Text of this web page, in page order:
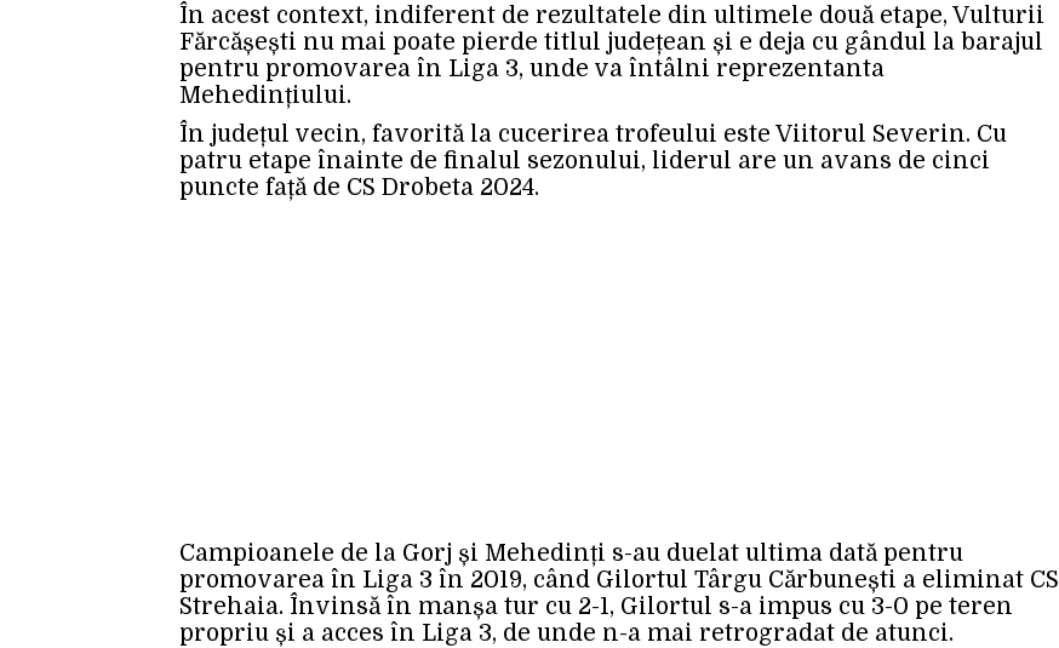
În acest context, indiferent de rezultatele din ultimele două etape, Vulturii
Fărcășești nu mai poate pierde titlul județean și e deja cu gândul la barajul
pentru promovarea în Liga 3, unde va întâlni reprezentanta
Mehedințiului.
În județul vecin, favorită la cucerirea trofeului este Viitorul Severin. Cu
patru etape înainte de finalul sezonului, liderul are un avans de cinci
puncte față de CS Drobeta 2024.
Campioanele de la Gorj și Mehedinți s-au duelat ultima dată pentru
promovarea în Liga 3 în 2019, când Gilortul Târgu Cărbunești a eliminat CS
Strehaia. Învinsă în manșa tur cu 2-1, Gilortul s-a impus cu 3-0 pe teren
propriu și a acces în Liga 3, de unde n-a mai retrogradat de atunci.